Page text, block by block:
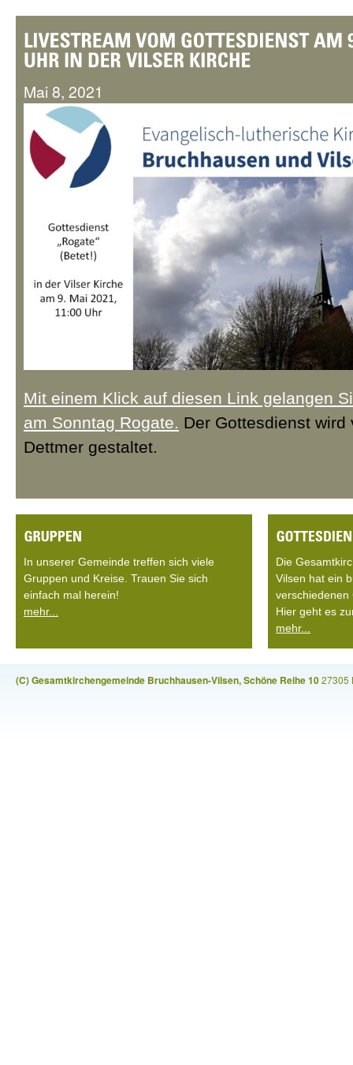
Mai 8, 2021
Mit einem Klick auf diesen Link gelangen
am Sonntag Rogate. Der Gottesdienst
Dettmer gestaltet.
In unserer Gemeinde treffen sich viele
Gruppen und Kreise. Trauen Sie sich
einfach mal herein!
mehr...
Die
Vilsen hat ein
verschiedenen
Hier geht es
mehr...
(C) Gesamtkirchengemeinde Bruchhausen-Vilsen, Schöne Reihe 1027305